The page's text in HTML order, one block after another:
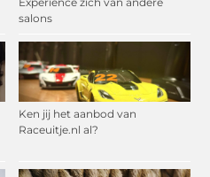
salons
Ken jij het aanbod van
Raceuitje.nl al?